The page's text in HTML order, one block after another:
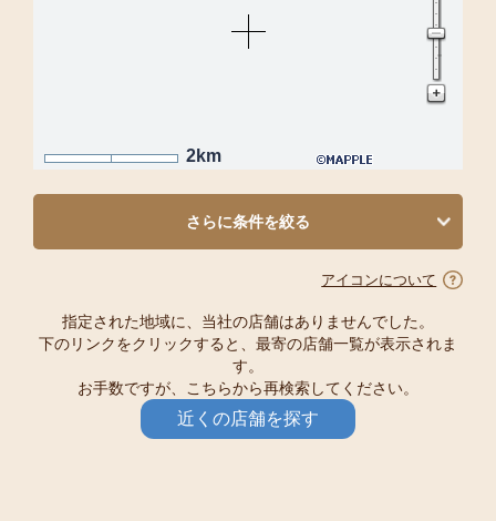
2km
さらに条件を絞る
アイコンについて
指定された地域に、当社の店舗はありませんでした。
下のリンクをクリックすると、最寄の店舗一覧が表示されま
す。
お手数ですが、こちらから再検索してください。
近くの店舗を探す